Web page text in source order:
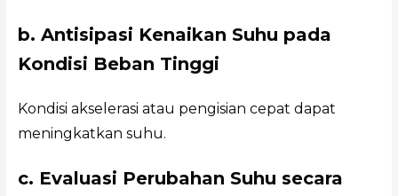
b. Antisipasi Kenaikan Suhu pada
Kondisi Beban Tinggi
Kondisi akselerasi atau pengisian cepat dapat
meningkatkan suhu.
c. Evaluasi Perubahan Suhu secara